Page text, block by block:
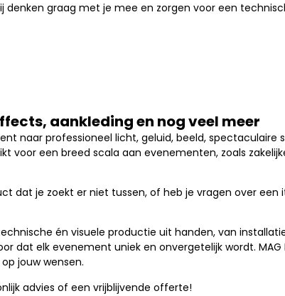
graag met je mee en zorgen voor een
aankleding en nog veel meer
naar professioneel licht, geluid, beeld,
een breed scala aan evenementen, zoals
dat je zoekt er niet tussen, of heb je vragen over
én visuele productie uit handen, van
dat elk evenement uniek en onvergetelijk wordt.
jouw wensen.
advies of een vrijblijvende offerte!